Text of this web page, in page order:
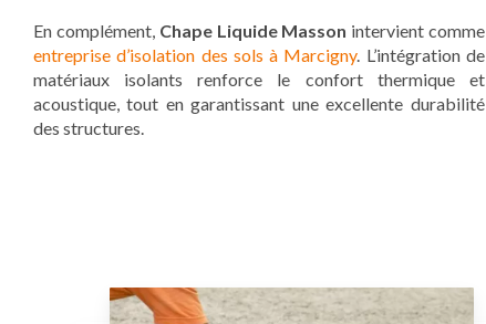
En complément, Chape Liquide Masson intervient comme
entreprise d’isolation des sols à Marcigny. L’intégration de
matériaux isolants renforce le confort thermique et
acoustique, tout en garantissant une excellente durabilité
des structures.